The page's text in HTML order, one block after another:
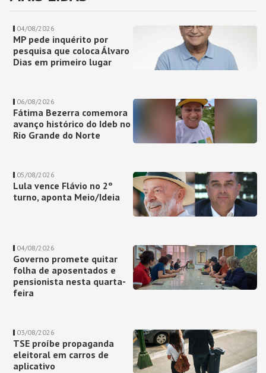
04/08/2026
MP pede inquérito por
pesquisa que coloca Álvaro
Dias em primeiro lugar
06/08/2026
Fátima Bezerra comemora
avanço histórico do Ideb no
Rio Grande do Norte
05/08/2026
Lula vence Flávio no 2º
turno, aponta Meio/Ideia
04/08/2026
Governo promete quitar
folha de aposentados e
pensionista nesta quarta-
feira
03/08/2026
TSE proíbe propaganda
eleitoral em carros de
aplicativo